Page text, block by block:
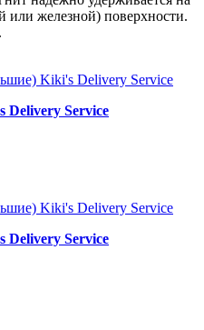
или железной) поверхности.
Delivery Service
Delivery Service